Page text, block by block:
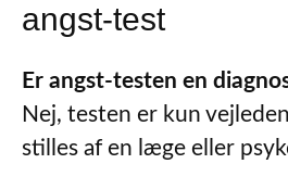
angst-test
Er angst-testen en
Nej, testen er kun
stilles af en læge eller